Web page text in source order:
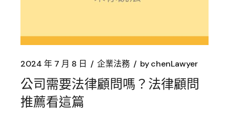
2024 年 7 月 8 日 企業法務 bychenLawyer
公司需要法律顧問嗎？法律顧問
推薦看這篇